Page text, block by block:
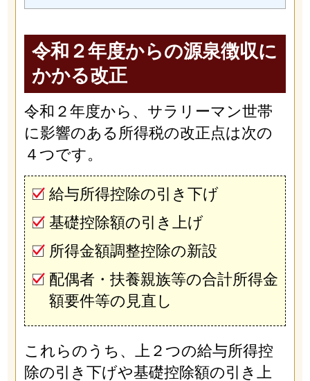
令和２年度からの源泉徴収に
かかる改正
令和２年度から、サラリーマン世帯
に影響のある所得税の改正点は次の
４つです。
給与所得控除の引き下げ
基礎控除額の引き上げ
所得金額調整控除の新設
配偶者・扶養親族等の合計所得金
額要件等の見直し
これらのうち、上２つの給与所得控
除の引き下げや基礎控除額の引き上